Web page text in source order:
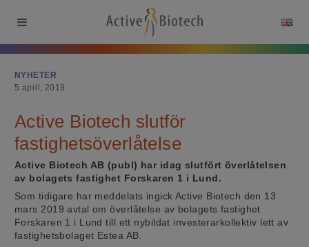
NYHETER
5 april, 2019
Active Biotech slutför
fastighetsöverlåtelse
Active Biotech AB (publ) har idag slutfört överlåtelsen
av bolagets fastighet Forskaren 1 i Lund.
Som tidigare har meddelats ingick Active Biotech den 13
mars 2019 avtal om överlåtelse av bolagets fastighet
Forskaren 1 i Lund till ett nybildat investerarkollektiv lett av
fastighetsbolaget Estea AB.